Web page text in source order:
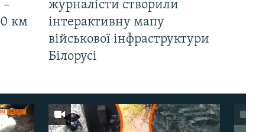
–
км
журналісти створили
інтерактивну мапу
військової інфраструктури
Білорусі